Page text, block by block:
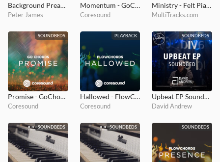
Background Preaching Music
Peter James
Momentum - GoChords
Coresound
Ministry - Felt Piano Soundbed
MultiTracks.com
SOUNDBEDS
Promise - GoChords
Coresound
PLAYBACK
Hallowed - FlowChords
Coresound
SOUNDBEDS
Upbeat EP Soundbed
David Andrew
SOUNDBEDS SOUNDBEDS SOUNDBEDS